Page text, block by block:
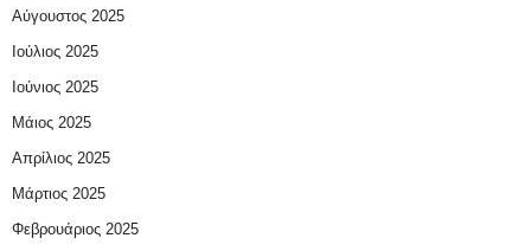
Αύγουστος 2025
Ιούλιος 2025
Ιούνιος 2025
Μάιος 2025
Απρίλιος 2025
Μάρτιος 2025
Φεβρουάριος 2025